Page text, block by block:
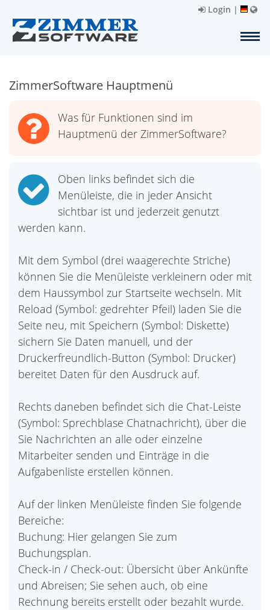
Login |
ZimmerSoftware Hauptmenü
Was für Funktionen sind im
Hauptmenü der ZimmerSoftware?
Oben links befindet sich die
Menüleiste, die in jeder Ansicht
sichtbar ist und jederzeit genutzt
werden kann.
Mit dem Symbol (drei waagerechte Striche)
können Sie die Menüleiste verkleinern oder mit
dem Haussymbol zur Startseite wechseln. Mit
Reload (Symbol: gedrehter Pfeil) laden Sie die
Seite neu, mit Speichern (Symbol: Diskette)
sichern Sie Daten manuell, und der
Druckerfreundlich-Button (Symbol: Drucker)
bereitet Daten für den Ausdruck auf.
Rechts daneben befindet sich die Chat-Leiste
(Symbol: Sprechblase Chatnachricht), über die
Sie Nachrichten an alle oder einzelne
Mitarbeiter senden und Einträge in die
Aufgabenliste erstellen können.
Auf der linken Menüleiste finden Sie folgende
Bereiche:
Buchung: Hier gelangen Sie zum
Buchungsplan.
Check-in / Check-out: Übersicht über Ankünfte
und Abreisen; Sie sehen auch, ob eine
Rechnung bereits erstellt oder bezahlt wurde.